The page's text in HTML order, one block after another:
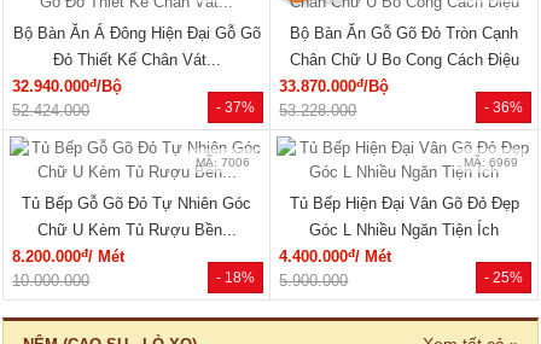
- 37%
Bộ Bàn Ăn Á Đông Hiện Đại Gỗ Gõ
Đỏ Thiết Kế Chân Vát...
32.940.000đ/Bộ
52.424.000
- 36%
Bộ Bàn Ăn Gỗ Gõ Đỏ Tròn Cạnh
Chân Chữ U Bo Cong Cách Điệu
33.870.000đ/Bộ
53.228.000
- 18%
MÃ: 7006
Tủ Bếp Gỗ Gõ Đỏ Tự Nhiên Góc
Chữ U Kèm Tủ Rượu Bền...
8.200.000đ/ Mét
10.000.000
- 25%
MÃ: 6969
Tủ Bếp Hiện Đại Vân Gõ Đỏ Đẹp
Góc L Nhiều Ngăn Tiện Ích
4.400.000đ/ Mét
5.900.000